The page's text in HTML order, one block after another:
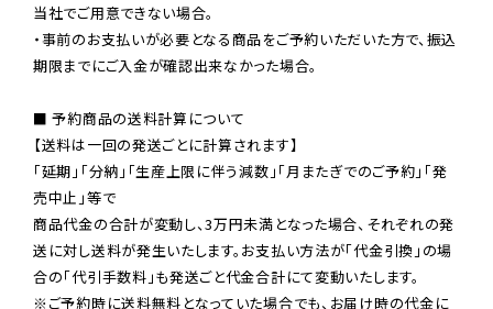
当社でご用意できない場合。
・事前のお支払いが必要となる商品をご予約いただいた方で、振込
期限までにご入金が確認出来なかった場合。
■ 予約商品の送料計算について
【送料は一回の発送ごとに計算されます】
「延期」「分納」「生産上限に伴う減数」「月またぎでのご予約」「発
売中止」等で
商品代金の合計が変動し、3万円未満となった場合、それぞれの発
送に対し送料が発生いたします。お支払い方法が「代金引換」の場
※ご予約時に送料無料となっていた場合でも、お届け時の代金に